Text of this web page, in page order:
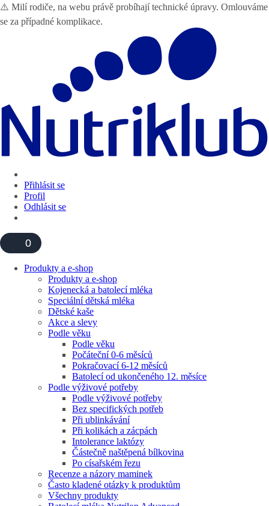
⚠️ Milí rodiče, na webu právě probíhají technické úpravy. Omlouváme
se za případné komplikace.
Přihlásit se
Profil
Odhlásit se
0
Produkty a e-shop
Produkty a e-shop
Kojenecká a batolecí mléka
Speciální dětská mléka
Dětské kaše
Akce a slevy
Podle věku
Podle věku
Počáteční 0-6 měsíců
Pokračovací 6-12 měsíců
Batolecí od ukončeného 12. měsíce
Podle výživové potřeby
Podle výživové potřeby
Bez specifických potřeb
Při ublinkávání
Při kolikách a zácpách
Intolerance laktózy
Částečně naštěpená bílkovina
Po císařském řezu
Recenze a názory maminek
Často kladené otázky k produktům
Všechny produkty